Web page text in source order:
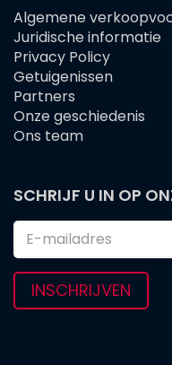
FOOTER
MENU
Algemene
Juridische informatie
Privacy Policy
Getuigenissen
Partners
Onze geschiedenis
Ons team
SCHRIJF U IN OP
INSCHRIJVEN